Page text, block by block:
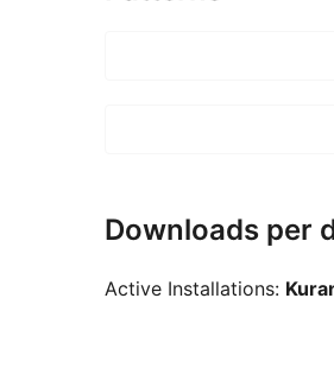
Downloads per
Active Installations: